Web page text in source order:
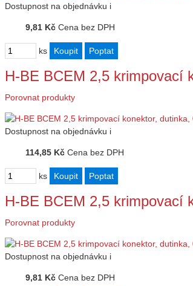
Dostupnost na objednávku i
9,81 Kč Cena bez DPH
ks
H-BE BCEM 2,5 krimpovací
Porovnat produkty
Dostupnost na objednávku i
114,85 Kč Cena bez DPH
ks
H-BE BCEM 2,5 krimpovací
Porovnat produkty
Dostupnost na objednávku i
9,81 Kč Cena bez DPH